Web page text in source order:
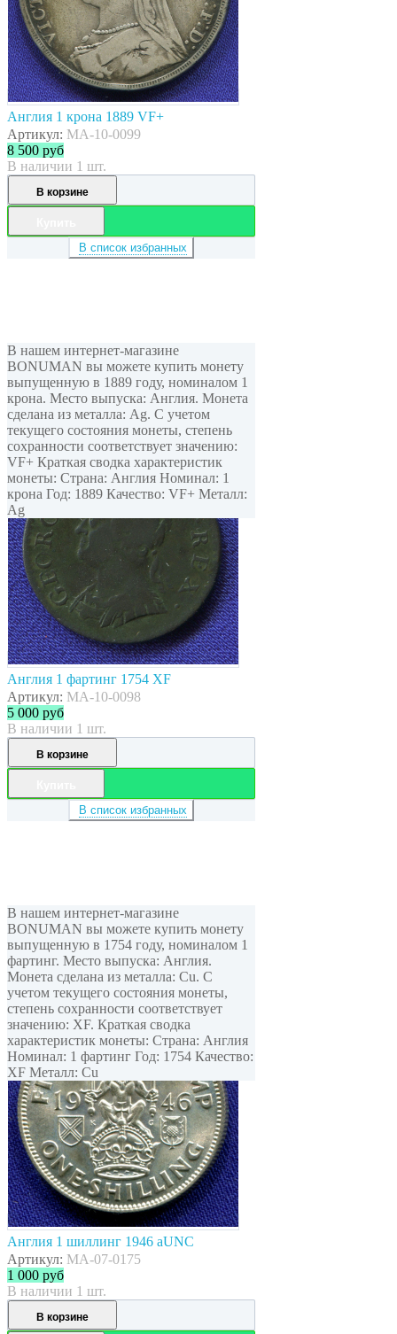
Англия 1 крона 1889 VF+
Артикул: MA-10-0099
8 500 руб
В наличии 1 шт.
В корзине
В список избранных
В нашем интернет-магазине
BONUMAN вы можете купить монету
выпущенную в 1889 году, номиналом 1
крона. Место выпуска: Англия. Монета
сделана из металла: Ag. С учетом
текущего состояния монеты, степень
сохранности соответствует значению:
VF+ Краткая сводка характеристик
монеты: Страна: Англия Номинал: 1
крона Год: 1889 Качество: VF+ Металл:
Ag
Англия 1 фартинг 1754 XF
Артикул: MA-10-0098
5 000 руб
В наличии 1 шт.
В корзине
В список избранных
В нашем интернет-магазине
BONUMAN вы можете купить монету
выпущенную в 1754 году, номиналом 1
фартинг. Место выпуска: Англия.
Монета сделана из металла: Cu. С
учетом текущего состояния монеты,
степень сохранности соответствует
значению: XF. Краткая сводка
характеристик монеты: Страна: Англия
Номинал: 1 фартинг Год: 1754 Качество:
XF Металл: Cu
Англия 1 шиллинг 1946 aUNC
Артикул: MA-07-0175
1 000 руб
В наличии 1 шт.
В корзине